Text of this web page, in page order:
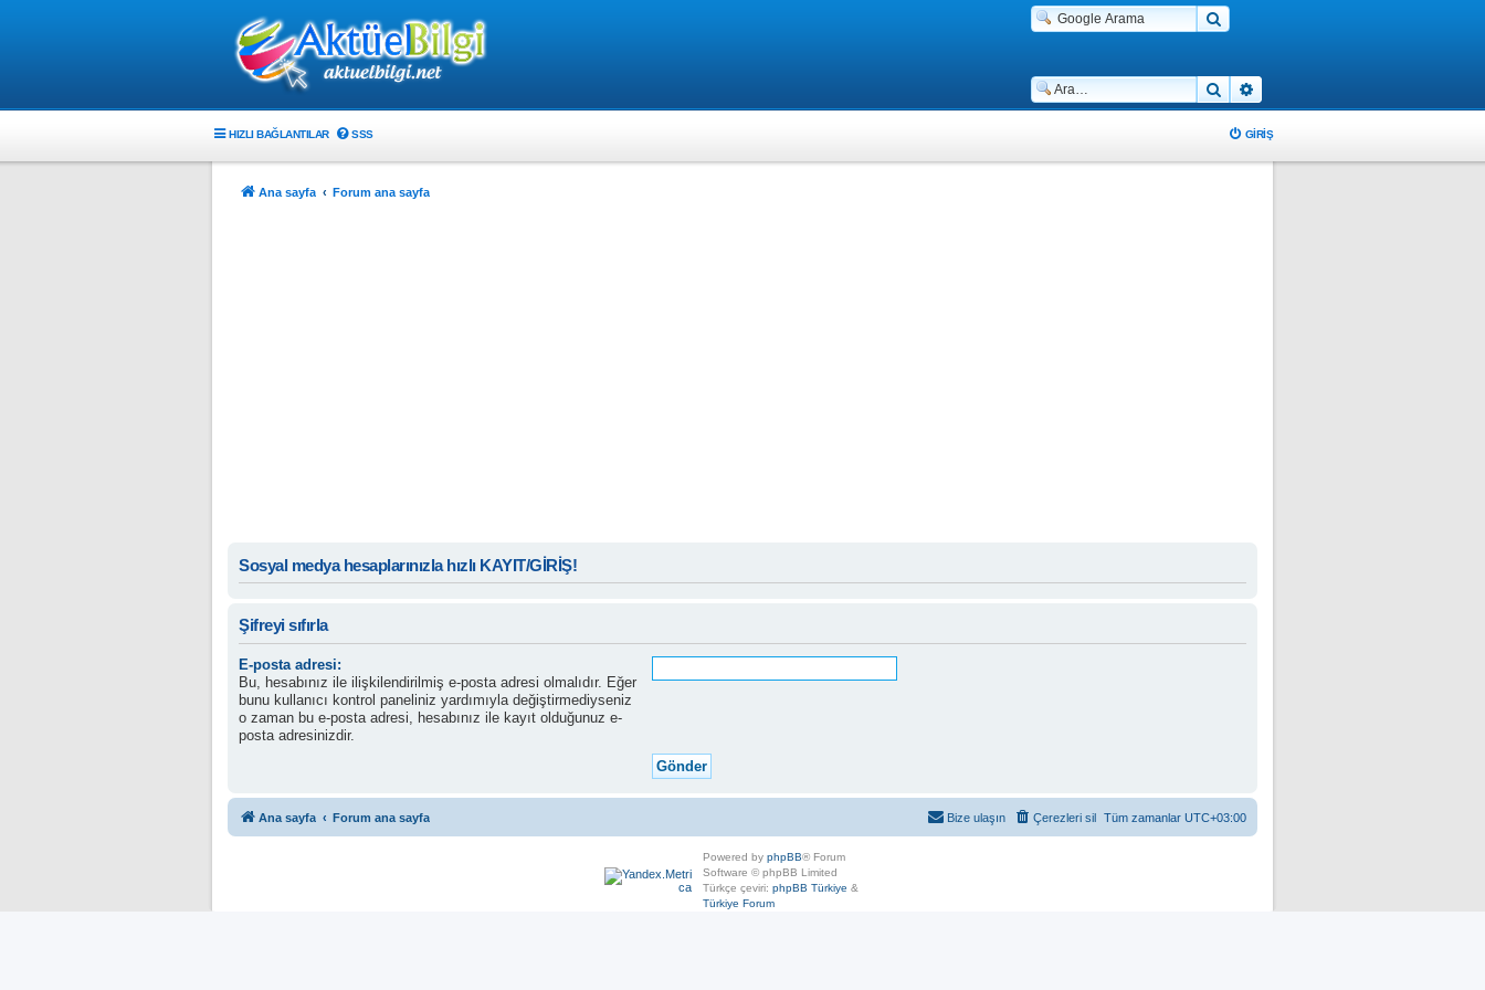
Ara
HIZLI BAĞLANTILAR SSS GIRIŞ
Ana sayfa Forum ana sayfa
Sosyal medya hesaplarınızla hızlı KAYIT/GİRİŞ!
Şifreyi sıfırla
E-posta adresi:
Bu, hesabınız ile ilişkilendirilmiş e-posta adresi olmalıdır. Eğer
bunu kullanıcı kontrol paneliniz yardımıyla değiştirmediyseniz
o zaman bu e-posta adresi, hesabınız ile kayıt olduğunuz e-
posta adresinizdir.
Ana sayfa Forum ana sayfa Tüm zamanlar UTC+03:00
Çerezleri sil
Bize ulaşın
Powered by phpBB® Forum
Software © phpBB Limited
Türkçe çeviri: phpBB Türkiye &
Türkiye Forum